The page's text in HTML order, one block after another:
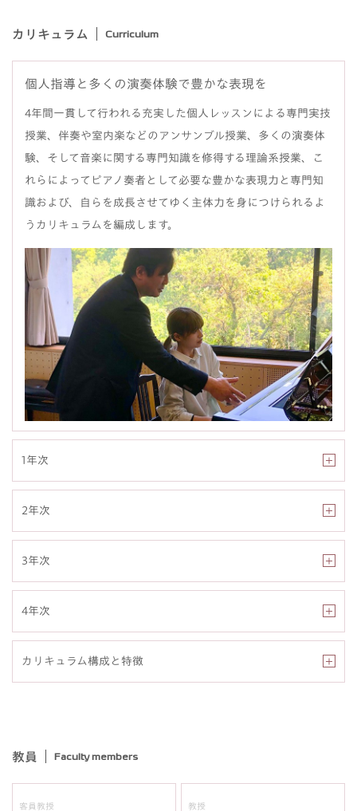
カリキュラム Curriculum
個人指導と多くの演奏体験で豊かな表現を
4年間一貫して行われる充実した個人レッスンによる専門実技
授業、伴奏や室内楽などのアンサンブル授業、多くの演奏体
験、そして音楽に関する専門知識を修得する理論系授業、こ
れらによってピアノ奏者として必要な豊かな表現力と専門知
識および、自らを成長させてゆく主体力を身につけられるよ
うカリキュラムを編成します。
1年次
2年次
3年次
4年次
カリキュラム構成と特徴
教員 Faculty members
客員教授 教授